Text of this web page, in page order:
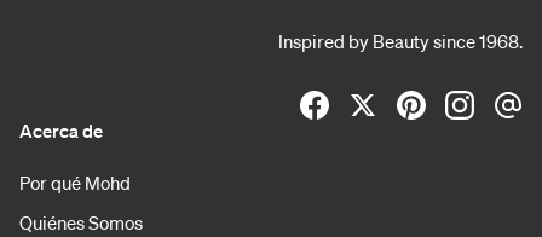
Inspired by Beauty since 1968.
Acerca de
Por qué Mohd
Quiénes Somos